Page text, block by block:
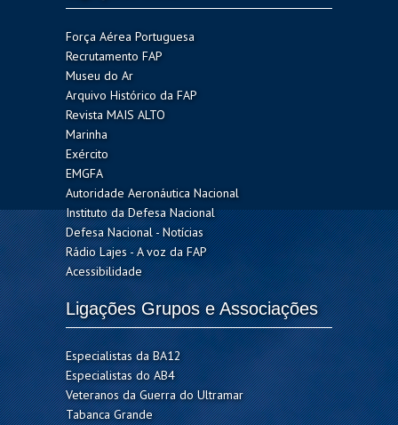
Força Aérea Portuguesa
Recrutamento FAP
Museu do Ar
Arquivo Histórico da FAP
Revista MAIS ALTO
Marinha
Exército
EMGFA
Autoridade Aeronáutica Nacional
Instituto da Defesa Nacional
Defesa Nacional - Notícias
Rádio Lajes - A voz da FAP
Acessibilidade
Ligações Grupos e Associações
Especialistas da BA12
Especialistas do AB4
Veteranos da Guerra do Ultramar
Tabanca Grande